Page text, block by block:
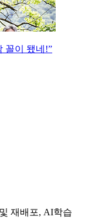
꼴이 됐네!”
재배포, AI학습